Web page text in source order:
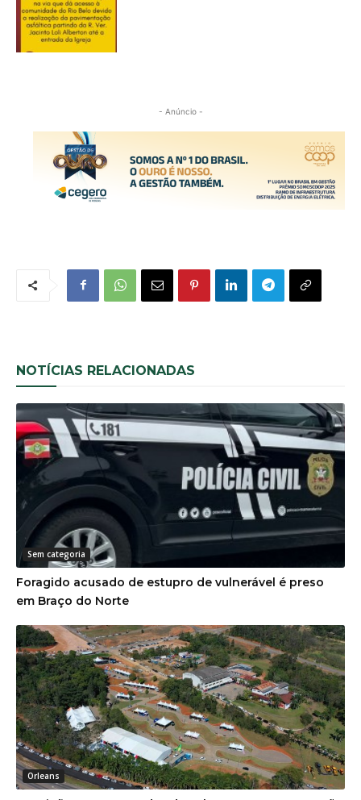
- Anúncio -
NOTÍCIAS RELACIONADAS
Sem categoria
Foragido acusado de estupro de vulnerável é preso
em Braço do Norte
Orleans